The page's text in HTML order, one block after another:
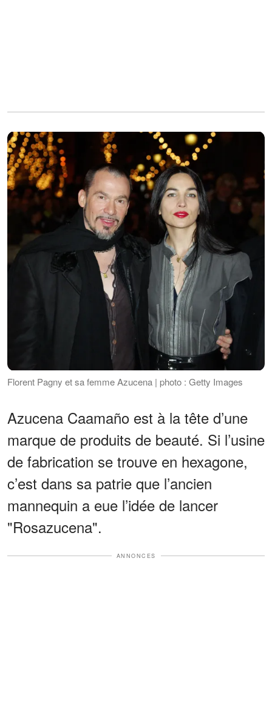
Florent Pagny et sa femme Azucena | photo : Getty Images
Azucena Caamaño est à la tête d’une
marque de produits de beauté. Si l’usine
de fabrication se trouve en hexagone,
c’est dans sa patrie que l’ancien
mannequin a eue l’idée de lancer
"Rosazucena".
ANNONCES